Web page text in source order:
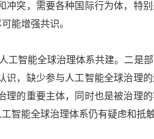
突，需要各种国际行为体，特
能增强共识。
智能全球治理体系共建。二是
，缺少参与人工智能全球治理
的重要主体，同时也是被治理
智能全球治理体系仍有疑虑和抵触